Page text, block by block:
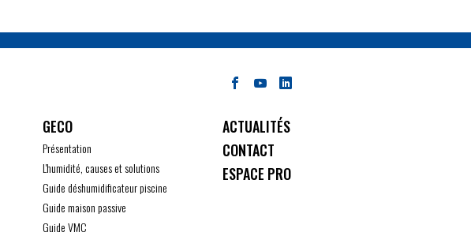
GECO
Présentation
L'humidité, causes et solutions
Guide déshumidificateur piscine
Guide maison passive
Guide VMC
ACTUALITÉS
CONTACT
ESPACE PRO